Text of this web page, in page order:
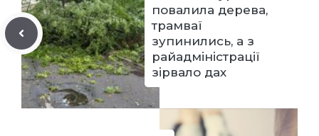
повалила дерева,
трамваї
зупинились, а з
райадміністрації
зірвало дах